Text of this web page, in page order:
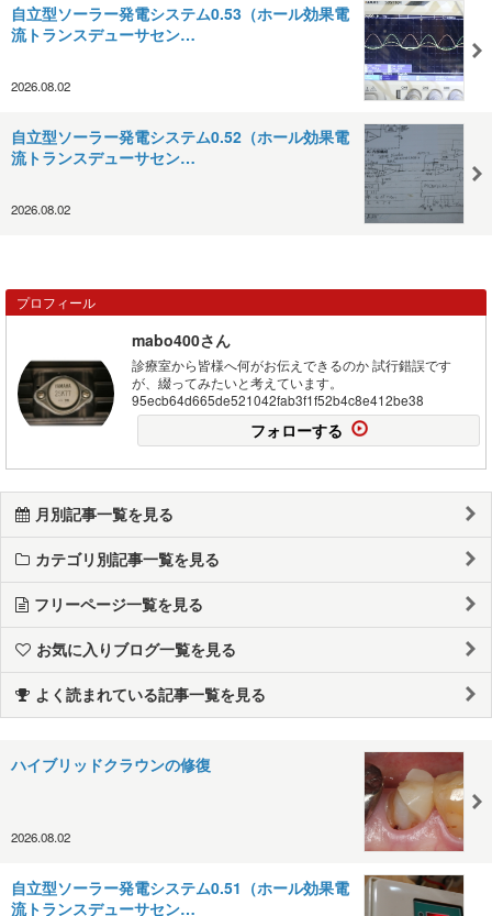
自立型ソーラー発電システム0.53（ホール効果電
流トランスデューサセン…
2026.08.02
自立型ソーラー発電システム0.52（ホール効果電
流トランスデューサセン…
2026.08.02
プロフィール
mabo400さん
診療室から皆様へ何がお伝えできるのか 試行錯誤です
が、綴ってみたいと考えています。
95ecb64d665de521042fab3f1f52b4c8e412be38
フォローする
月別記事一覧を見る
カテゴリ別記事一覧を見る
フリーページ一覧を見る
お気に入りブログ一覧を見る
よく読まれている記事一覧を見る
ハイブリッドクラウンの修復
2026.08.02
自立型ソーラー発電システム0.51（ホール効果電
流トランスデューサセン…